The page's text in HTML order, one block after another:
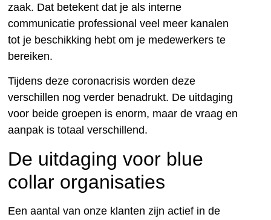
zaak. Dat betekent dat je als interne
communicatie professional veel meer kanalen
tot je beschikking hebt om je medewerkers te
bereiken.
Tijdens deze coronacrisis worden deze
verschillen nog verder benadrukt. De uitdaging
voor beide groepen is enorm, maar de vraag en
aanpak is totaal verschillend.
De uitdaging voor blue
collar organisaties
Een aantal van onze klanten zijn actief in de